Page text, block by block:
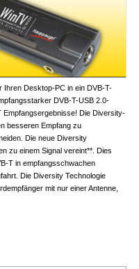
Ihren Desktop-PC in ein DVB-T-
DVB-T-USB 2.0-
Die Diversity-
besseren Empfang zu
Die neue Diversity
zu einem Signal vereint**. Dies
T in empfangsschwachen
Die Diversity Technologie
mit nur einer Antenne,